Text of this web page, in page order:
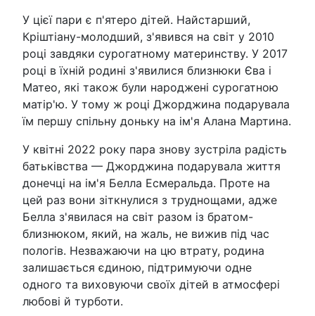
У цієї пари є п'ятеро дітей. Найстарший,
Кріштіану-молодший, з'явився на світ у 2010
році завдяки сурогатному материнству. У 2017
році в їхній родині з'явилися близнюки Єва і
Матео, які також були народжені сурогатною
матір'ю. У тому ж році Джорджина подарувала
їм першу спільну доньку на ім'я Алана Мартина.
У квітні 2022 року пара знову зустріла радість
батьківства — Джорджина подарувала життя
донечці на ім'я Белла Есмеральда. Проте на
цей раз вони зіткнулися з труднощами, адже
Белла з'явилася на світ разом із братом-
близнюком, який, на жаль, не вижив під час
пологів. Незважаючи на цю втрату, родина
залишається єдиною, підтримуючи одне
одного та виховуючи своїх дітей в атмосфері
любові й турботи.